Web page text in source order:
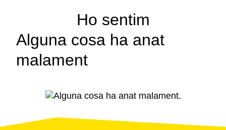
Ho sentim
Alguna cosa ha anat
malament